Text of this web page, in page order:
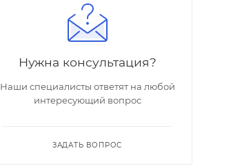
Нужна консультация?
Наши специалисты ответят на любой
интересующий вопрос
ЗАДАТЬ ВОПРОС